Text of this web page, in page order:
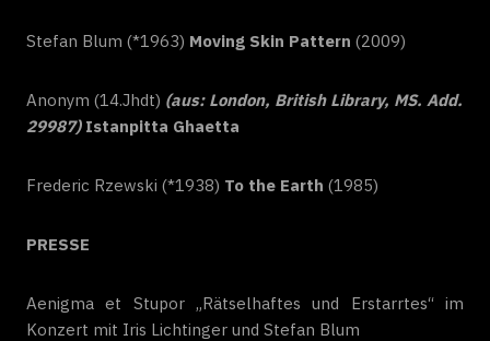
Stefan Blum (*1963) Moving Skin Pattern (2009)
Anonym (14.Jhdt) (aus: London, British Library, MS. Add.
29987) Istanpitta Ghaetta
Frederic Rzewski (*1938) To the Earth (1985)
PRESSE
Aenigma et Stupor „Rätselhaftes und Erstarrtes“ im
Konzert mit Iris Lichtinger und Stefan Blum